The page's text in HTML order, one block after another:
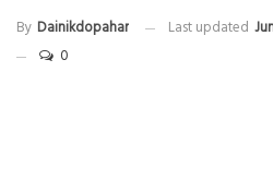
By Dainikdopahar Last updated
0